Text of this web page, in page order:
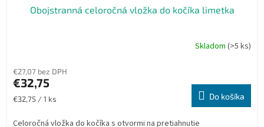
Obojstranná celoročná vložka do kočíka limetka
Skladom (>5 ks)
€27,07 bez DPH
€32,75
Jednotková
€32,75 / 1 ks Do košíka
Celoročná vložka do kočíka s otvormi na pretiahnutie